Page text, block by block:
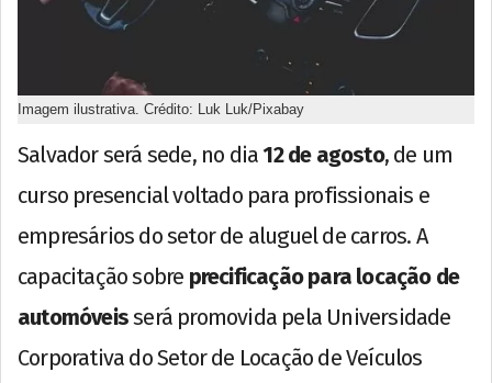
Imagem ilustrativa. Crédito: Luk Luk/Pixabay
Salvador será sede, no dia 12 de agosto, de um
curso presencial voltado para profissionais e
empresários do setor de aluguel de carros. A
capacitação sobre precificação para locação de
automóveisserá promovida pela Universidade
Corporativa do Setor de Locação de Veículos